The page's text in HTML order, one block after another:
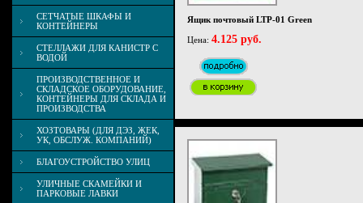
СЕТЧАТЫЕ ШКАФЫ И
КОНТЕЙНЕРЫ
СТЕЛЛАЖИ ДЛЯ КАНИСТР С
ВОДОЙ
ПРОИЗВОДСТВЕННОЕ И
СКЛАДСКОЕ ОБОРУДОВАНИЕ,
КОНТЕЙНЕРЫ ДЛЯ СКЛАДА И
ПРОИЗВОДСТВА
ХОЗТОВАРЫ (ДЛЯ ДЭЗ, ЖЕК,
УК, ОБСЛУЖ. КОМПАНИЙ)
БЛАГОУСТРОЙСТВО УЛИЦ
УЛИЧНЫЕ СКАМЕЙКИ И
ПАРКОВЫЕ ЛАВКИ
Ящик почтовый LTP-01 Green
Цена: 4.125 руб.